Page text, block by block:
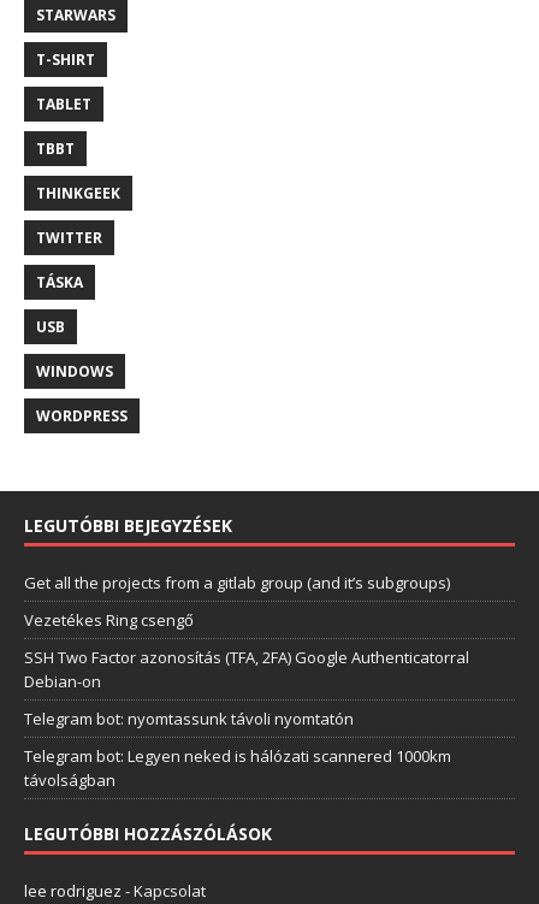
STARWARS
T-SHIRT
TABLET
TBBT
THINKGEEK
TWITTER
TÁSKA
USB
WINDOWS
WORDPRESS
LEGUTÓBBI BEJEGYZÉSEK
Get all the projects from a gitlab group (and it’s subgroups)
Vezetékes Ring csengő
SSH Two Factor azonosítás (TFA, 2FA) Google Authenticatorral
Debian-on
Telegram bot: nyomtassunk távoli nyomtatón
Telegram bot: Legyen neked is hálózati scannered 1000km
távolságban
LEGUTÓBBI HOZZÁSZÓLÁSOK
lee rodriguez -Kapcsolat